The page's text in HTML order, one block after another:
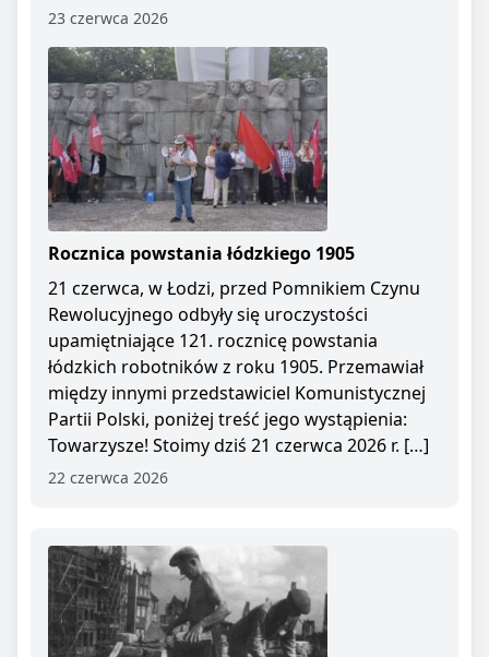
23 czerwca 2026
Rocznica powstania łódzkiego 1905
21 czerwca, w Łodzi, przed Pomnikiem Czynu
Rewolucyjnego odbyły się uroczystości
upamiętniające 121. rocznicę powstania
łódzkich robotników z roku 1905. Przemawiał
między innymi przedstawiciel Komunistycznej
Partii Polski, poniżej treść jego wystąpienia:
Towarzysze! Stoimy dziś 21 czerwca 2026 r. […]
22 czerwca 2026